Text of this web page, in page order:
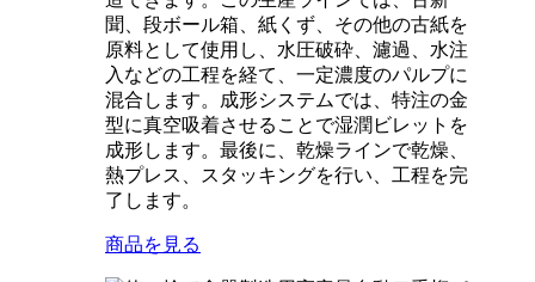
聞、段ボール箱、紙くず、その他の古紙を
原料として使用し、水圧破砕、濾過、水注
入などの工程を経て、一定濃度のパルプに
混合します。成形システムでは、特注の金
型に真空吸着させることで湿潤ビレットを
成形します。最後に、乾燥ラインで乾燥、
熱プレス、スタッキングを行い、工程を完
了します。
商品を見る